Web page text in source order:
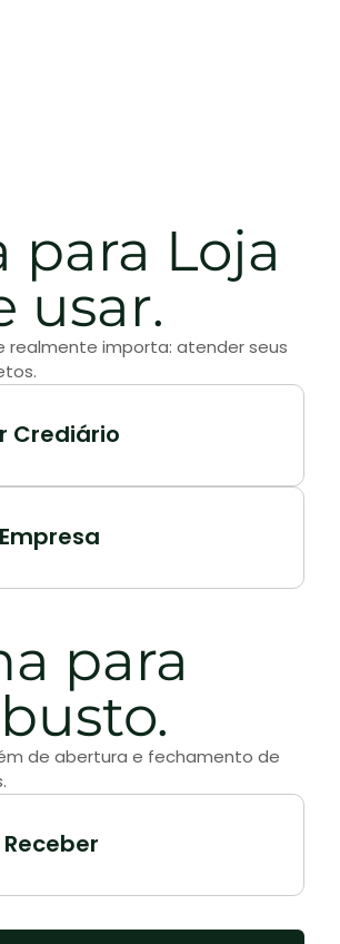
Loja
usar.
realmente importa: atender seus
Crediário
para
de abertura e fechamento de